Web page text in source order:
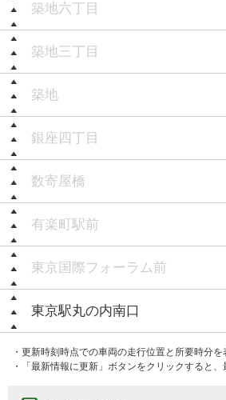
築地六丁目
築地三丁目
築地
銀座四丁目
数寄屋橋
有楽町駅前
東京国際フォーラム前
東京駅丸の内南口
・更新時刻時点での車両の走行位置と所要時分を
・「最新情報に更新」ボタンをクリックすると